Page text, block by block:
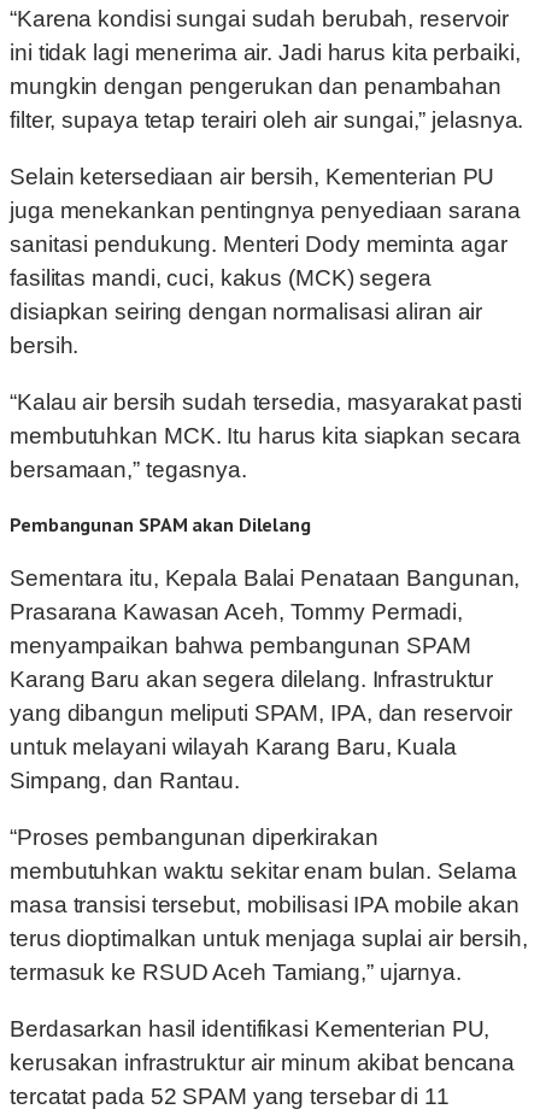
“Karena kondisi sungai sudah berubah, reservoir
ini tidak lagi menerima air. Jadi harus kita perbaiki,
mungkin dengan pengerukan dan penambahan
filter, supaya tetap terairi oleh air sungai,” jelasnya.
Selain ketersediaan air bersih, Kementerian PU
juga menekankan pentingnya penyediaan sarana
sanitasi pendukung. Menteri Dody meminta agar
fasilitas mandi, cuci, kakus (MCK) segera
disiapkan seiring dengan normalisasi aliran air
bersih.
“Kalau air bersih sudah tersedia, masyarakat pasti
membutuhkan MCK. Itu harus kita siapkan secara
bersamaan,” tegasnya.
Pembangunan SPAM akan Dilelang
Sementara itu, Kepala Balai Penataan Bangunan,
Prasarana Kawasan Aceh, Tommy Permadi,
menyampaikan bahwa pembangunan SPAM
Karang Baru akan segera dilelang. Infrastruktur
yang dibangun meliputi SPAM, IPA, dan reservoir
untuk melayani wilayah Karang Baru, Kuala
Simpang, dan Rantau.
“Proses pembangunan diperkirakan
membutuhkan waktu sekitar enam bulan. Selama
masa transisi tersebut, mobilisasi IPA mobile akan
terus dioptimalkan untuk menjaga suplai air bersih,
termasuk ke RSUD Aceh Tamiang,” ujarnya.
Berdasarkan hasil identifikasi Kementerian PU,
kerusakan infrastruktur air minum akibat bencana
tercatat pada 52 SPAM yang tersebar di 11